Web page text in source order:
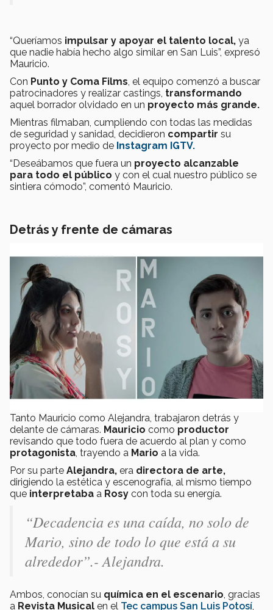
“Queríamos impulsar y apoyar el talento local, ya
que nadie había hecho algo similar en San Luis”, expresó
Mauricio.
Con Punto y Coma Films, el equipo comenzó a buscar
patrocinadores y realizar castings, transformando
aquel borrador olvidado en un proyecto más grande.
Mientras filmaban, cumpliendo con todas las medidas
de seguridad y sanidad, decidieron compartir su
proyecto por medio de Instagram IGTV.
“Deseábamos que fuera un proyecto alcanzable
para todo el público y con el cual nuestro público se
sintiera cómodo”, comentó Mauricio.
Detrás y frente de cámaras
Tanto Mauricio como Alejandra, trabajaron detrás y
delante de cámaras. Mauricio como productor
revisando que todo fuera de acuerdo al plan y como
protagonista, trayendo a Mario a la vida.
Por su parte Alejandra, era directora de arte,
dirigiendo la estética y escenografía, al mismo tiempo
que interpretaba a Rosy con toda su energía.
“Decadencia es una caída, no solo de
Mario, sino de todo lo que está a su
alrededor”.- Alejandra.
Ambos, conocían su química en el escenario, gracias
a Revista Musical en el Tec campus San Luis Potosí,